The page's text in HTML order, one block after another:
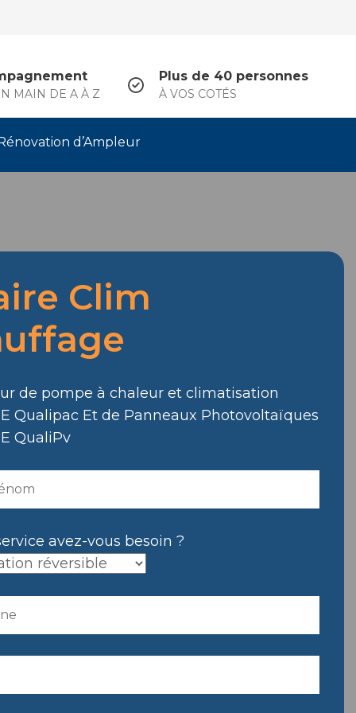
MAIN DE A À Z
Plus de 40 personnes
À VOS COTÉS
d’Ampleur
Clim
de pompe à chaleur et climatisation
Qualipac Et de Panneaux Photovoltaïques
QualiPv
avez-vous besoin ?